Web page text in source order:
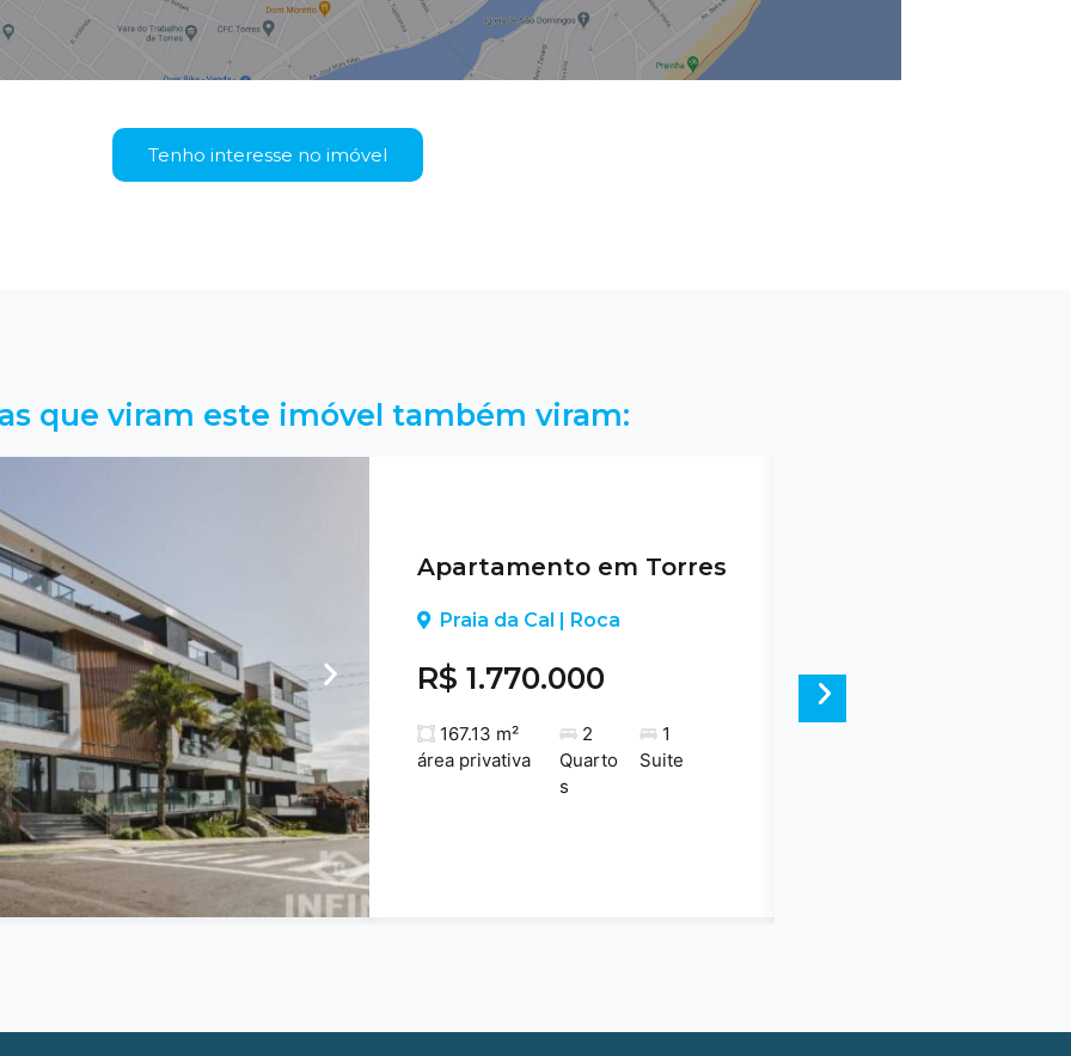
Tenho interesse no imóvel
que viram este imóvel também viram:
Apartamento em Torres
Praia da Cal | Roca
R$ 1.770.000
167.13 m²
área privativa
2
Quarto
s
1
Suite